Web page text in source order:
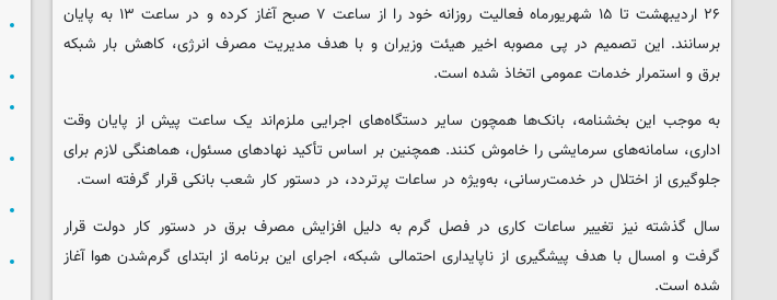
۲۶ اردیبهشت تا ۱۵ شهریورماه فعالیت روزانه خود را از ساعت ۷ صبح آغاز کرده و در ساعت ۱۳ به پایان
برسانند. این تصمیم در پی مصوبه اخیر هیئت وزیران و با هدف مدیریت مصرف انرژی، کاهش بار شبکه
برق و استمرار خدمات عمومی اتخاذ شده است.
به موجب این بخشنامه، بانک‌ها همچون سایر دستگاه‌های اجرایی ملزم‌اند یک ساعت پیش از پایان وقت
اداری، سامانه‌های سرمایشی را خاموش کنند. همچنین بر اساس تأکید نهادهای مسئول، هماهنگی لازم برای
جلوگیری از اختلال در خدمت‌رسانی، به‌ویژه در ساعات پرتردد، در دستور کار شعب بانکی قرار گرفته است.
سال گذشته نیز تغییر ساعات کاری در فصل گرم به دلیل افزایش مصرف برق در دستور کار دولت قرار
گرفت و امسال با هدف پیشگیری از ناپایداری احتمالی شبکه، اجرای این برنامه از ابتدای گرم‌شدن هوا آغاز
شده است.